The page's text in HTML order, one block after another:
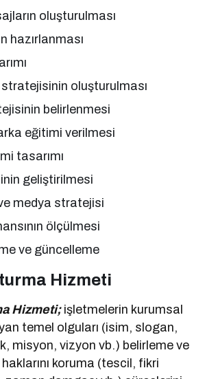
oluşturulması
hazırlanması
oluşturulması
belirlenmesi
eğitimi verilmesi
tasarımı
geliştirilmesi
medya stratejisi
ölçülmesi
ve güncelleme
Hizmeti
Hizmeti;işletmelerin kurumsal
temel olguları (isim, slogan,
misyon, vizyon vb.) belirleme ve
koruma (tescil, fikri